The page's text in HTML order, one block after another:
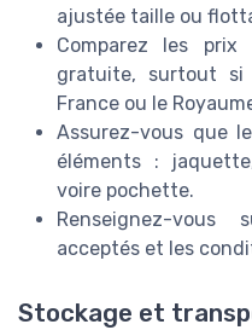
ajustée taille ou
Comparez les
gratuite, surtout si
France ou le
Assurez-vous que
éléments :
voire pochette.
Renseignez-
acceptés et les
Stockage et